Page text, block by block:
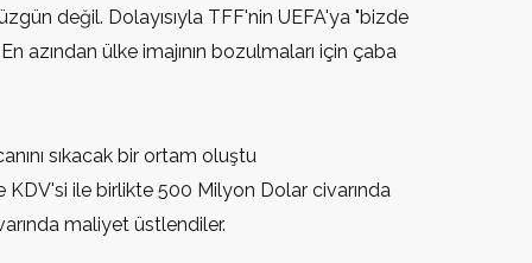
değil. Dolayısıyla TFF'nin UEFA'ya "bizde
azından ülke imajının bozulmaları için çaba
sıkacak bir ortam oluştu
KDV'si ile birlikte 500 Milyon Dolar civarında
maliyet üstlendiler.